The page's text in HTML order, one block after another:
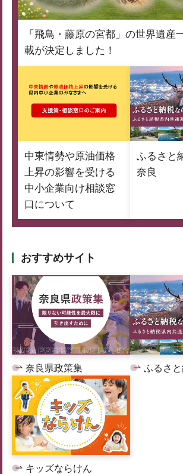
「飛鳥・藤原の宮都」の世界遺産
載が決定しました！
中東情勢や原油価格
上昇の影響を受ける
中小企業向け相談窓
口について
ふるさと
奈良
おすすめサイト
奈良県政策集 ふるさ
キッズならけん